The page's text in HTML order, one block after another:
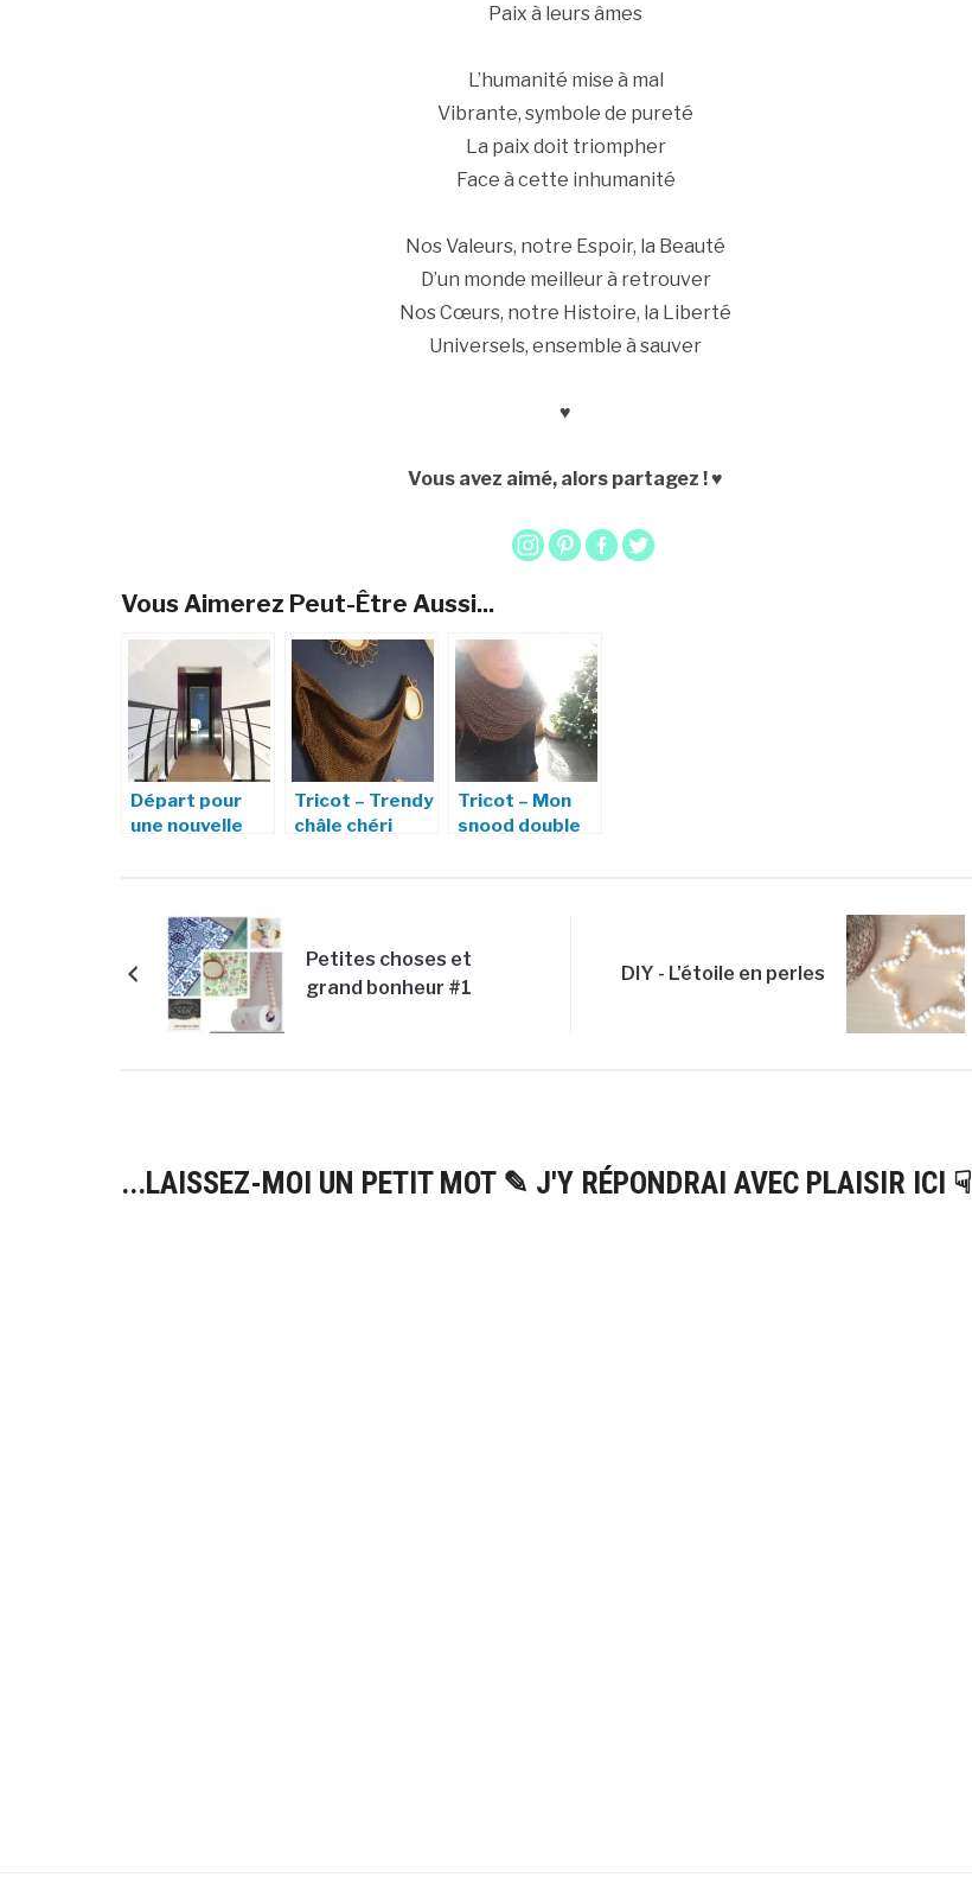
Paix à leurs âmes
L’humanité mise à mal
Vibrante, symbole de pureté
La paix doit triompher
Face à cette inhumanité
Nos Valeurs, notre Espoir, la Beauté
D’un monde meilleur à retrouver
Nos Cœurs, notre Histoire, la Liberté
Universels, ensemble à sauver
♥
Vous avez aimé, alors partagez ! ♥
Vous Aimerez Peut-Être Aussi...
Départ pour
une nouvelle
Tricot – Trendy
châle chéri
Tricot – Mon
snood double
Petites choses et
grand bonheur #1
DIY - L'étoile en perles
...LAISSEZ-MOI UN PETIT MOT ✎ J'Y RÉPONDRAI AVEC PLAISIR ICI ☟